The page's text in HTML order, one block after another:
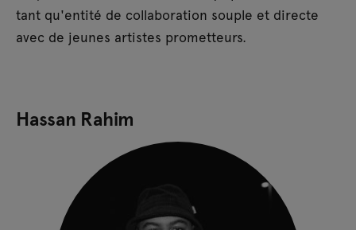
tant qu'entité de collaboration souple et directe
avec de jeunes artistes prometteurs.
Hassan Rahim